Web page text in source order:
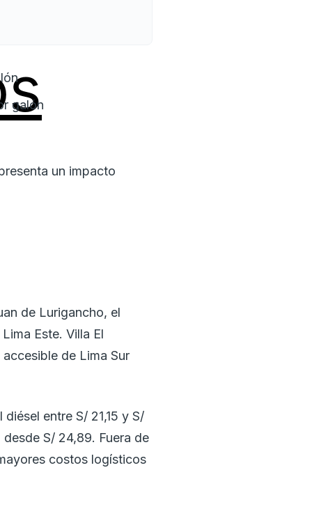
galón
un impacto
de Lurigancho, el
Este. Villa El
de Lima Sur
entre S/ 21,15 y S/
S/ 24,89. Fuera de
costos logísticos